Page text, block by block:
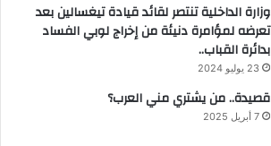
وزارة الداخلية تنتصر لقائد قيادة تيغسالين بعد
تعرضه لمؤامرة دنيئة من إخراج لوبي الفساد
بدائرة القباب..
23 يوليو 2024
قصيدة.. من يشتري مني العرب؟
7 أبريل 2025